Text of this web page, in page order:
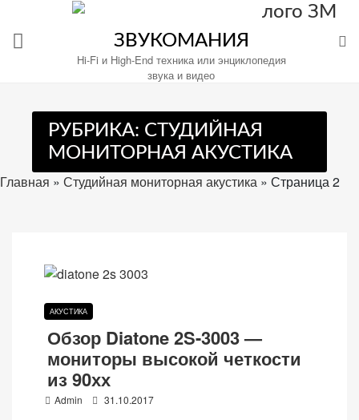
содержимому
ЗВУКОМАНИЯ
Hi-Fi и High-End техника или энциклопедия
звука и видео
РУБРИКА: СТУДИЙНАЯ
МОНИТОРНАЯ АКУСТИКА
Главная » Студийная мониторная акустика » Страница 2
АКУСТИКА
Обзор Diatone 2S-3003 —
мониторы высокой четкости
из 90хх
Admin 31.10.2017
Настройте
файлы
cookie
для